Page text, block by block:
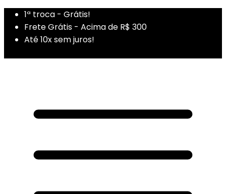
1ª troca - Grátis!
Frete Grátis - Acima de R$ 300
Até 10x sem juros!